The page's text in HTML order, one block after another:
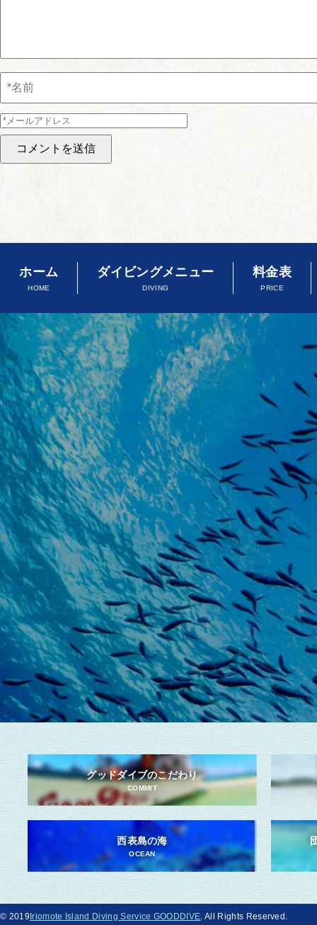
ホーム
HOME
ダイビングメニュー
DIVING
料金表
PRICE
グッドダイブのこだわり
COMMIT
西表島の海
OCEAN
© 2019 Iriomote Island Diving Service GOODDIVE. All Rights Reserved.